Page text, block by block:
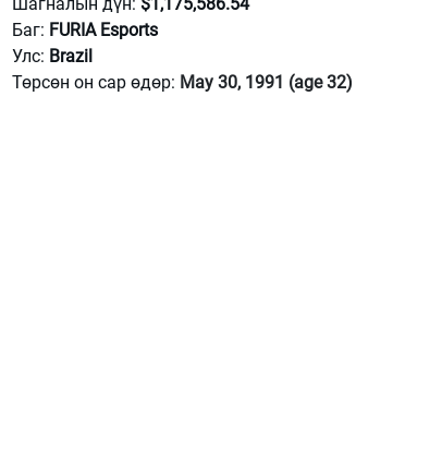
Баг: FURIA Esports
Улс: Brazil
Төрсөн он сар өдөр: May 30, 1991 (age 32)